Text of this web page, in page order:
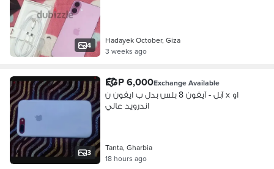
4
Hadayek October, Giza
3 weeks ago
3
EGP 6,000Exchange Available
آبل - آيفون 8 بلس بدل ب ايفون ن x او
اندرويد عالي
Tanta, Gharbia
18 hours ago